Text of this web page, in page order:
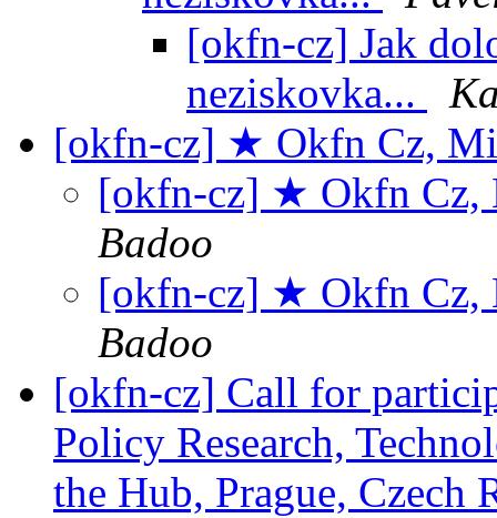
[okfn-cz] Jak
neziskovka...
[okfn-cz] ★ Okfn Cz,
[okfn-cz] ★ Okfn Cz,
Badoo
[okfn-cz] ★ Okfn Cz,
Badoo
[okfn-cz] Call for
Policy Research,
the Hub, Prague, Czech